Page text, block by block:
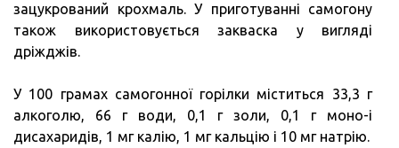
зацукрований крохмаль. У приготуванні самогону
також використовується закваска у вигляді
дріжджів.
У 100 грамах самогонної горілки міститься 33,3 г
алкоголю, 66 г води, 0,1 г золи, 0,1 г моно-і
дисахаридів, 1 мг калію, 1 мг кальцію і 10 мг натрію.